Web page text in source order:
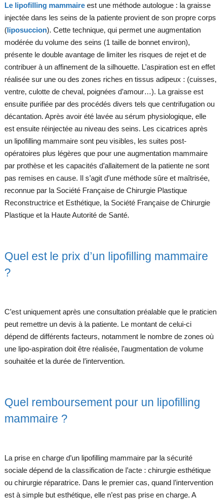
Le lipofilling mammaireest une méthode autologue : la graisse
injectée dans les seins de la patiente provient de son propre corps
(liposuccion). Cette technique, qui permet une augmentation
modérée du volume des seins (1 taille de bonnet environ),
présente le double avantage de limiter les risques de rejet et de
contribuer à un affinement de la silhouette. L’aspiration est en effet
réalisée sur une ou des zones riches en tissus adipeux : (cuisses,
ventre, culotte de cheval, poignées d’amour…). La graisse est
ensuite purifiée par des procédés divers tels que centrifugation ou
décantation. Après avoir été lavée au sérum physiologique, elle
est ensuite réinjectée au niveau des seins. Les cicatrices après
un lipofilling mammaire sont peu visibles, les suites post-
opératoires plus légères que pour une augmentation mammaire
par prothèse et les capacités d’allaitement de la patiente ne sont
pas remises en cause. Il s’agit d’une méthode sûre et maîtrisée,
reconnue par la Société Française de Chirurgie Plastique
Reconstructrice et Esthétique, la Société Française de Chirurgie
Plastique et la Haute Autorité de Santé.
Quel est le prix d’un lipofilling mammaire
?
C’est uniquement après une consultation préalable que le praticien
peut remettre un devis à la patiente. Le montant de celui-ci
dépend de différents facteurs, notamment le nombre de zones où
une lipo-aspiration doit être réalisée, l’augmentation de volume
souhaitée et la durée de l’intervention.
Quel remboursement pour un lipofilling
mammaire ?
La prise en charge d’un lipofilling mammaire par la sécurité
sociale dépend de la classification de l’acte : chirurgie esthétique
ou chirurgie réparatrice. Dans le premier cas, quand l’intervention
est à simple but esthétique, elle n’est pas prise en charge. A